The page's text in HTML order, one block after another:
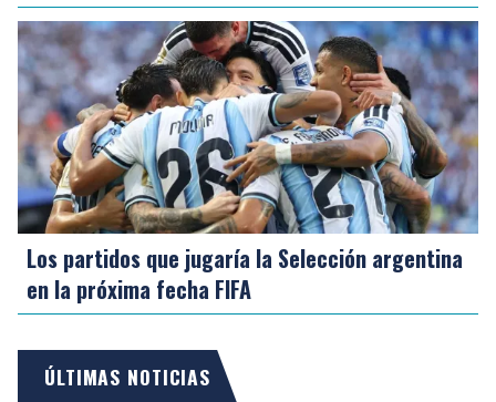
Los partidos que jugaría la Selección argentina
en la próxima fecha FIFA
ÚLTIMAS NOTICIAS